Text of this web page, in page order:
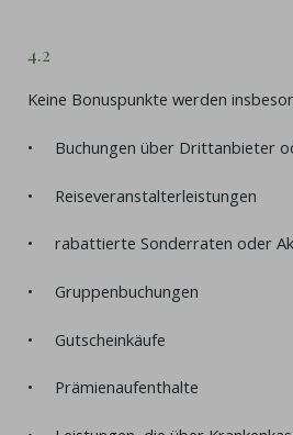
4.2
Keine Bonuspunkte werden
• Buchungen über Drittanbieter
• Reiseveranstalterleistungen
• rabattierte Sonderraten oder
• Gruppenbuchungen
• Gutscheinkäufe
• Prämienaufenthalte